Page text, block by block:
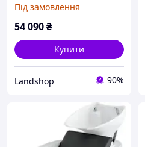
Під замовлення
54 090₴
Купити
Landshop 90%